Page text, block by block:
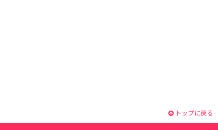
トップに戻る